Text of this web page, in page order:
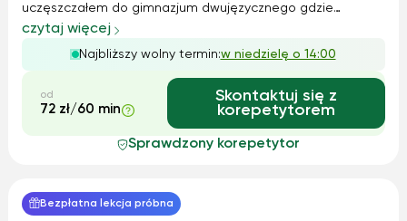
uczęszczałem do gimnazjum dwujęzycznego gdzie
dodatkowo miałem zajęcia z biologii, chemii i informatyki
po angielsku, później w liceum wybrałem profil z
rozszerzonym angielskim – krok po kro...
czytaj więcej
Najbliższy wolny termin:w niedzielę o 14:00
od
72 zł/60 min
Skontaktuj się z
korepetytorem
Sprawdzony korepetytor
Bezpłatna lekcja próbna